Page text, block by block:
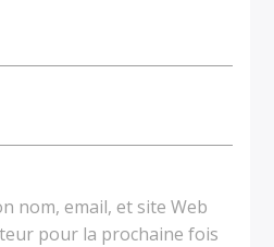
nom, email, et site Web
pour la prochaine fois